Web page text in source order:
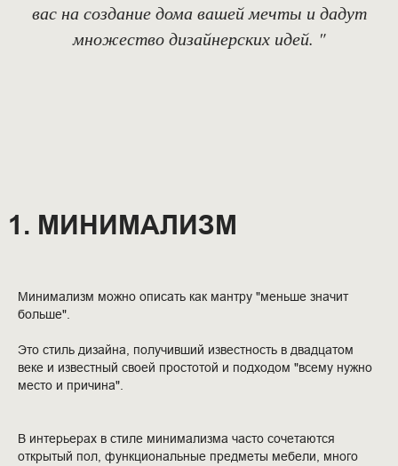
вас на создание дома вашей мечты и дадут
множество дизайнерских идей. "
МИНИМАЛИЗМ
Минимализм можно описать как мантру "меньше значит
больше".
Это стиль дизайна, получивший известность в двадцатом
веке и известный своей простотой и подходом "всему нужно
место и причина".
В интерьерах в стиле минимализма часто сочетаются
открытый пол, функциональные предметы мебели, много